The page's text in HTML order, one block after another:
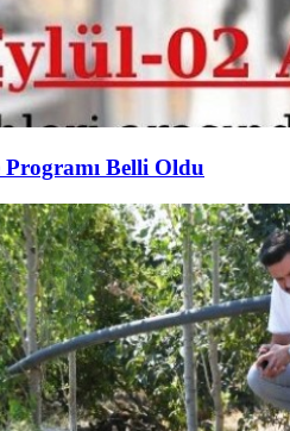
Programı Belli Oldu